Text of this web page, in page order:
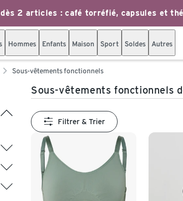
2 articles : café torréfié, capsules et
Hommes Enfants Maison Sport Soldes Autres
Sous-vêtements fonctionnels
Sous-vêtements fonctionnels
Filtrer & Trier